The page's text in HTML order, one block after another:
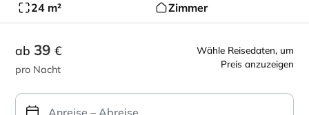
24 m²
Zimmer
Wähle Reisedaten, um
Preis anzuzeigen
ab 39 €
pro Nacht